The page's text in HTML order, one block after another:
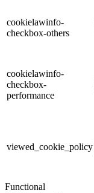
cookielawinfo-
checkbox-others
cookielawinfo-
checkbox-
performance
viewed_cookie_policy
Functional